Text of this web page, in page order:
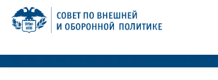
Перейти
СВОП